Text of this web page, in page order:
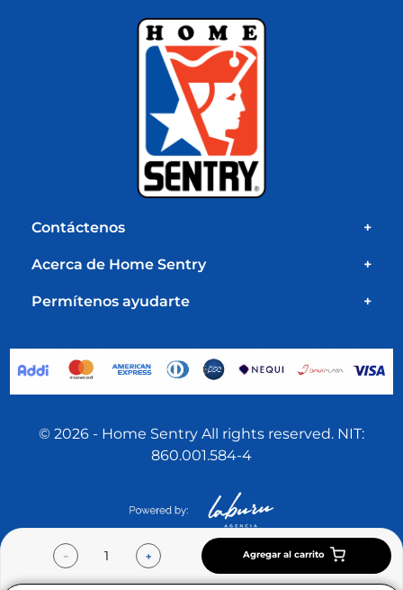
＋
－ Agregar al carrito
Contáctenos +
Acerca de Home Sentry +
Permítenos ayudarte +
© 2026 - Home Sentry All rights reserved. NIT:
860.001.584-4